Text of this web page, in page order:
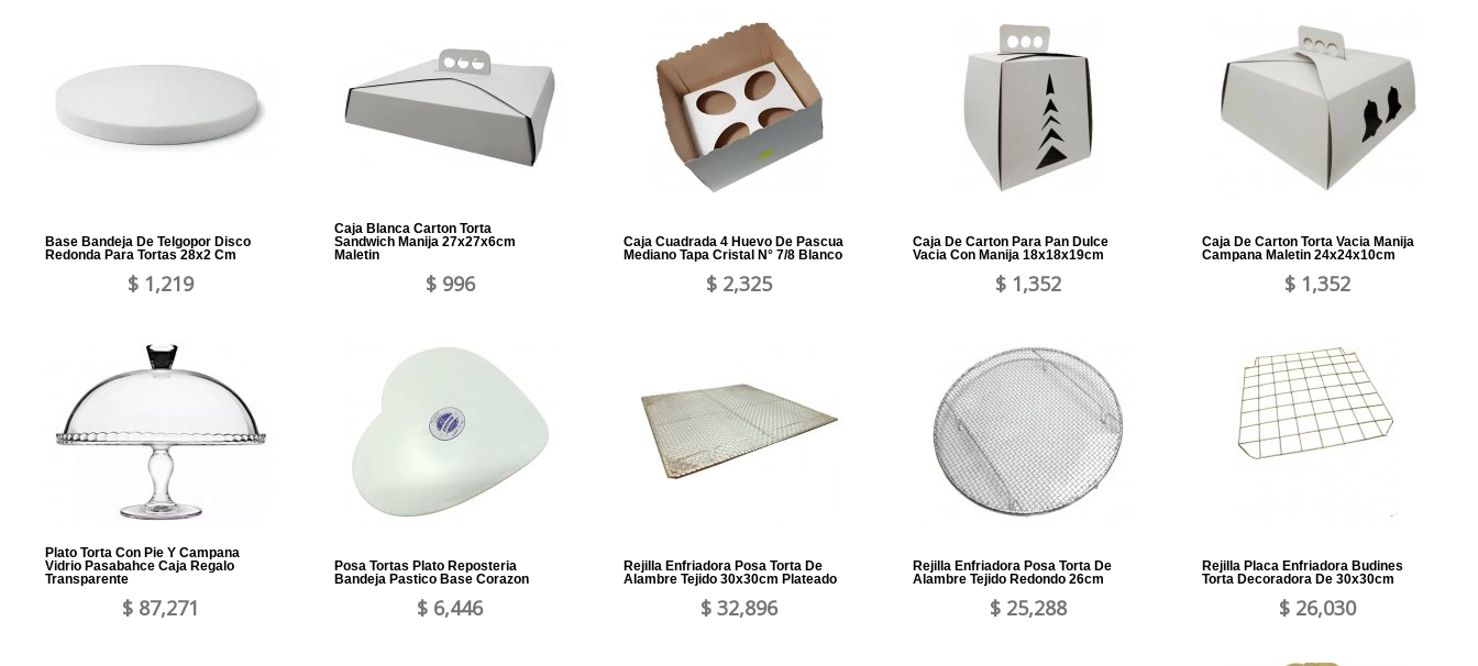
Base Bandeja De Telgopor Disco
Redonda Para Tortas 28x2 Cm
$ 1,219
Caja Blanca Carton Torta
Sandwich Manija 27x27x6cm
Maletin
$ 996
Caja Cuadrada 4 Huevo De Pascua
Mediano Tapa Cristal N° 7/8 Blanco
$ 2,325
Caja De Carton Para Pan Dulce
Vacia Con Manija 18x18x19cm
$ 1,352
Caja De Carton Torta Vacia Manija
Campana Maletin 24x24x10cm
$ 1,352
Plato Torta Con Pie Y Campana
Vidrio Pasabahce Caja Regalo
Transparente
$ 87,271
Posa Tortas Plato Reposteria
Bandeja Pastico Base Corazon
$ 6,446
Rejilla Enfriadora Posa Torta De
Alambre Tejido 30x30cm Plateado
$ 32,896
Rejilla Enfriadora Posa Torta De
Alambre Tejido Redondo 26cm
$ 25,288
Rejilla Placa Enfriadora Budines
Torta Decoradora De 30x30cm
$ 26,030